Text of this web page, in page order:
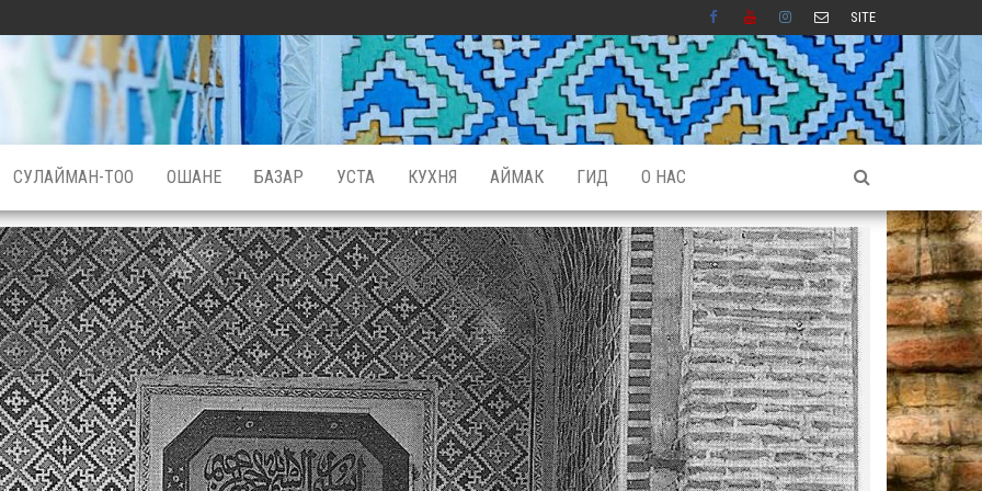
SITE
СУЛАЙМАН-ТОО ОШАНЕ БАЗАР УСТА КУХНЯ АЙМАК ГИД О НАС